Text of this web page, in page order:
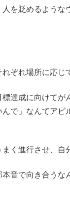
人を貶めるよう
ぞれ場所に応じ
標達成に向けてが
んで」なんてア
まく進行させ、自
音で向き合うな